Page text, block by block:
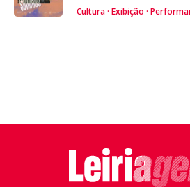
Cultura Exibição